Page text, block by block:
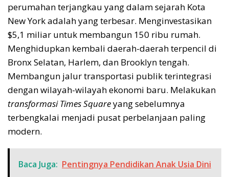
perumahan terjangkau yang dalam sejarah Kota
New York adalah yang terbesar. Menginvestasikan
$5,1 miliar untuk membangun 150 ribu rumah.
Menghidupkan kembali daerah-daerah terpencil di
Bronx Selatan, Harlem, dan Brooklyn tengah.
Membangun jalur transportasi publik terintegrasi
dengan wilayah-wilayah ekonomi baru. Melakukan
transformasi Times Squareyang sebelumnya
terbengkalai menjadi pusat perbelanjaan paling
modern.
Baca Juga: Pentingnya Pendidikan Anak Usia Dini